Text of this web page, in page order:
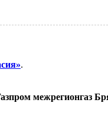
.
межрегионгаз